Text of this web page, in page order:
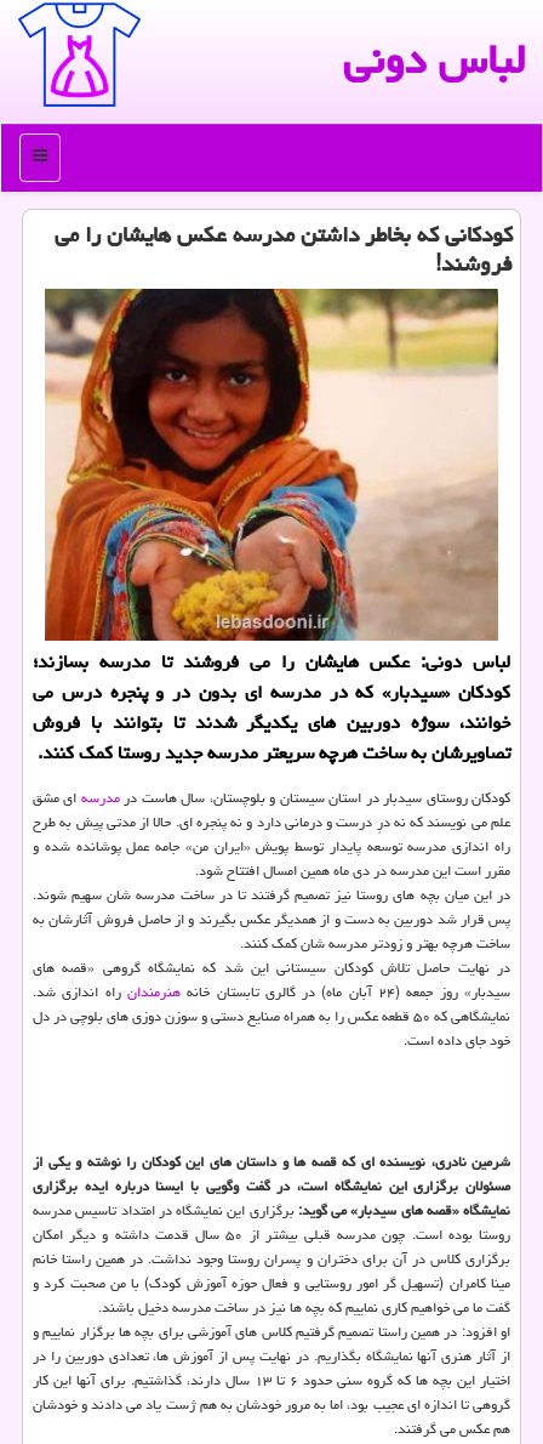
لباس دونی
منو
كودكانی كه بخاطر داشتن مدرسه عكس هایشان را می
فروشند!
لباس دونی: عكس هایشان را می فروشند تا مدرسه بسازند؛
كودكان «سیدبار» كه در مدرسه ای بدون در و پنجره درس می
خوانند، سوژه دوربین های یكدیگر شدند تا بتوانند با فروش
تصاویرشان به ساخت هرچه سریعتر مدرسه جدید روستا كمك كنند.
كودكان روستای سیدبار در استان سیستان و بلوچستان، سال هاست درمدرسهای مشق
علم می نویسند كه نه درِ درست و درمانی دارد و نه پنجره ای. حالا از مدتی پیش به طرح
راه اندازی مدرسه توسعه پایدار توسط پویش «ایران من» جامه عمل پوشانده شده و
مقرر است این مدرسه در دی ماه همین امسال افتتاح شود.
در این میان بچه های روستا نیز تصمیم گرفتند تا در ساخت مدرسه شان سهیم شوند.
پس قرار شد دوربین به دست و از همدیگر عكس بگیرند و از حاصل فروش آثارشان به
ساخت هرچه بهتر و زودتر مدرسه شان كمك كنند.
در نهایت حاصل تلاش كودكان سیستانی این شد كه نمایشگاه گروهی «قصه های
سیدبار» روز جمعه (۲۴ آبان ماه) در گالری تابستان خانه
هنرمندان راه اندازی شد.
نمایشگاهی كه ۵۰ قطعه عكس را به همراه صنایع دستی و سوزن دوزی های بلوچی در دل
خود جای داده است.
شرمین نادری، نویسنده ای كه قصه ها و داستان های این كودكان را نوشته و یكی از
مسئولان برگزاری این نمایشگاه است، در گفت وگویی با ایسنا درباره ایده برگزاری
نمایشگاه «قصه های سیدبار» می گوید:برگزاری این نمایشگاه در امتداد تاسیس مدرسه
روستا بوده است. چون مدرسه قبلی بیشتر از ۵۰ سال قدمت داشته و دیگر امكان
برگزاری كلاس در آن برای دختران و پسران روستا وجود نداشت. در همین راستا خانم
مینا كامران (تسهیل گر امور روستایی و فعال حوزه آموزش كودك) با من صحبت كرد و
گفت ما می خواهیم كاری نماییم كه بچه ها نیز در ساخت مدرسه دخیل باشند.
او افزود: در همین راستا تصمیم گرفتیم كلاس های آموزشی برای بچه ها برگزار نماییم و
از آثار هنری آنها نمایشگاه بگذاریم. در نهایت پس از آموزش ها، تعدادی دوربین را در
اختیار این بچه ها كه گروه سنی حدود ۶ تا ۱۳ سال دارند، گذاشتیم. برای آنها این كار
گروهی تا اندازه ای عجیب بود، اما به مرور خودشان به هم ژست یاد می دادند و خودشان
هم عكس می گرفتند.